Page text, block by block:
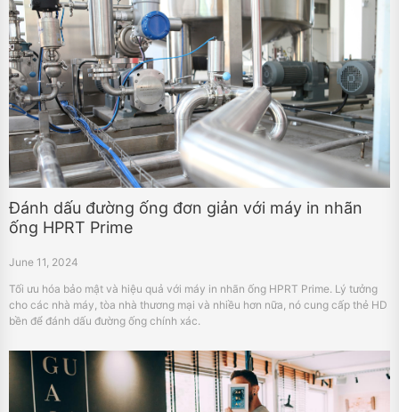
Đánh dấu đường ống đơn giản với máy in nhãn
ống HPRT Prime
June 11, 2024
Tối ưu hóa bảo mật và hiệu quả với máy in nhãn ống HPRT Prime. Lý tưởng
cho các nhà máy, tòa nhà thương mại và nhiều hơn nữa, nó cung cấp thẻ HD
bền để đánh dấu đường ống chính xác.